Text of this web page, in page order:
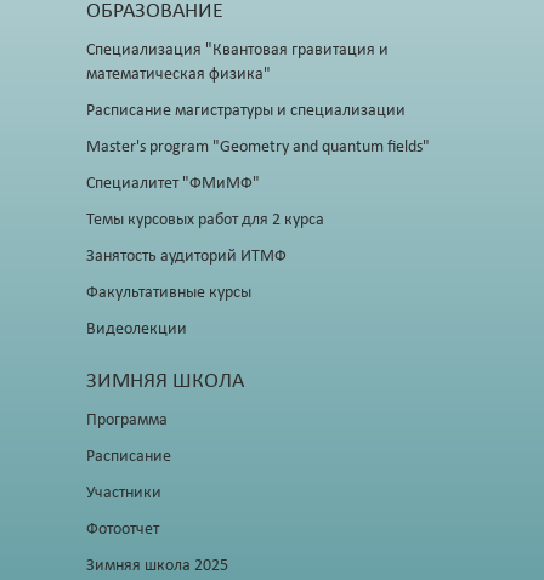
ОБРАЗОВАНИЕ
Специализация "Квантовая гравитация и
математическая физика"
Расписание магистратуры и специализации
Master's program "Geometry and quantum fields"
Специалитет "ФМиМФ"
Темы курсовых работ для 2 курса
Занятость аудиторий ИТМФ
Факультативные курсы
Видеолекции
ЗИМНЯЯ ШКОЛА
Программа
Расписание
Участники
Фотоотчет
Зимняя школа 2025